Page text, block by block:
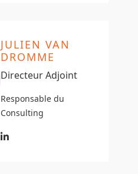
JULIEN VAN
DROMME
Directeur Adjoint
Responsable du
Consulting